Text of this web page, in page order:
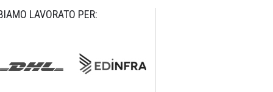
LAVORATO PER: